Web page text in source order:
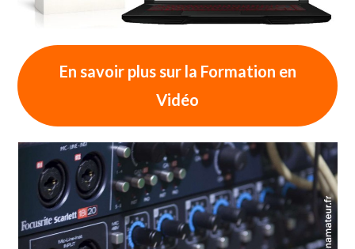
En savoir plus sur la Formation en
Vidéo